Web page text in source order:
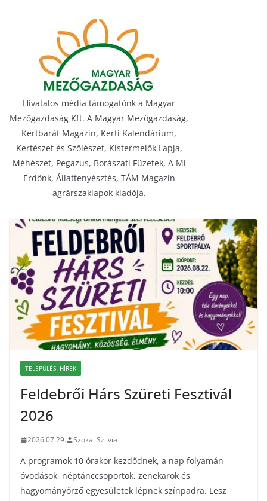
Hivatalos média támogatónk a Magyar
Mezőgazdaság Kft. A Magyar Mezőgazdaság,
Kertbarát Magazin, Kerti Kalendárium,
Kertészet és Szőlészet, Kistermelők Lapja,
Méhészet, Pegazus, Borászati Füzetek, A Mi
Erdőnk, Állattenyésztés, TÁM Magazin
agrárszaklapok kiadója.
TELEPÜLÉSI HÍREK
Feldebrői Hárs Szüreti Fesztivál
2026
2026.07.29. Szokai Szilvia
A programok 10 órakor kezdődnek, a nap folyamán
óvodások, néptánccsoportok, zenekarok és
hagyományőrző egyesületek lépnek színpadra. Lesz